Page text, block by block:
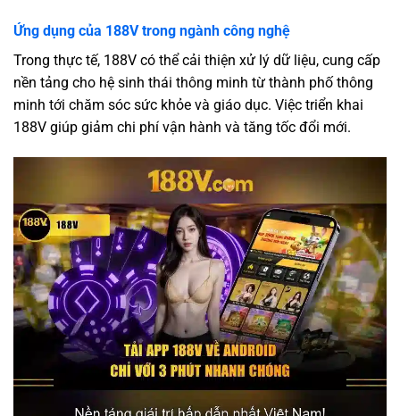
Ứng dụng của 188V trong ngành công nghệ
Trong thực tế, 188V có thể cải thiện xử lý dữ liệu, cung cấp
nền tảng cho hệ sinh thái thông minh từ thành phố thông
minh tới chăm sóc sức khỏe và giáo dục. Việc triển khai
188V giúp giảm chi phí vận hành và tăng tốc đổi mới.